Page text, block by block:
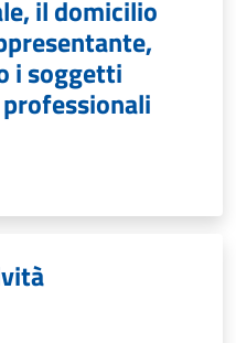
il domicilio
i soggetti